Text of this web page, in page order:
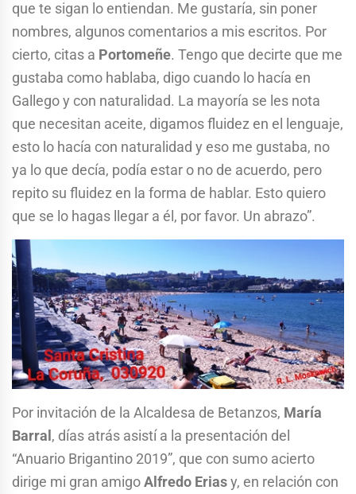
que te sigan lo entiendan. Me gustaría, sin poner
nombres, algunos comentarios a mis escritos. Por
cierto, citas a Portomeñe. Tengo que decirte que me
gustaba como hablaba, digo cuando lo hacía en
Gallego y con naturalidad. La mayoría se les nota
que necesitan aceite, digamos fluidez en el lenguaje,
esto lo hacía con naturalidad y eso me gustaba, no
ya lo que decía, podía estar o no de acuerdo, pero
repito su fluidez en la forma de hablar. Esto quiero
que se lo hagas llegar a él, por favor. Un abrazo”.
Por invitación de la Alcaldesa de Betanzos, María
Barral , días atrás asistí a la presentación del
“Anuario Brigantino 2019”, que con sumo acierto
dirige mi gran amigoAlfredo Eriasy, en relación con